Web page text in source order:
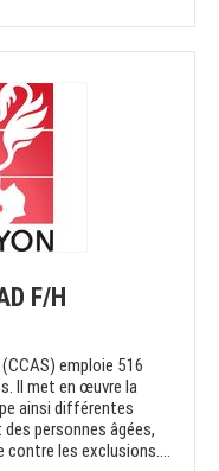
F/H
emploie 516
Il met en œuvre la
ainsi différentes
personnes âgées,
les exclusions....